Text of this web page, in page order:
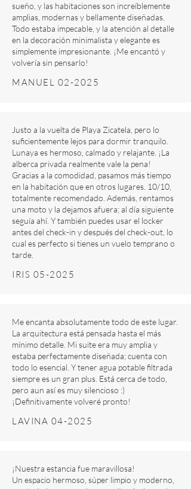
sueño, y las habitaciones son increíblemente
amplias, modernas y bellamente diseñadas.
Todo estaba impecable, y la atención al detalle
en la decoración minimalista y elegante es
simplemente impresionante. ¡Me encantó y
volvería sin pensarlo!
MANUEL 02-2025
Justo a la vuelta de Playa Zicatela, pero lo
suficientemente lejos para dormir tranquilo.
Lunaya es hermoso, calmado y relajante. ¡La
alberca privada realmente vale la pena!
Gracias a la comodidad, pasamos más tiempo
en la habitación que en otros lugares. 10/10,
totalmente recomendado. Además, rentamos
una moto y la dejamos afuera; al día siguiente
seguía ahí. Y también puedes usar el locker
antes del check-in y después del check-out, lo
cual es perfecto si tienes un vuelo temprano o
tarde.
IRIS 05-2025
Me encanta absolutamente todo de este lugar.
La arquitectura está pensada hasta el más
mínimo detalle. Mi suite era muy amplia y
estaba perfectamente diseñada; cuenta con
todo lo esencial. Y tener agua potable filtrada
siempre es un gran plus. Está cerca de todo,
pero aun así es muy silencioso :)
¡Definitivamente volveré pronto!
LAVINA 04-2025
¡Nuestra estancia fue maravillosa!
Un espacio hermoso, súper limpio y moderno,